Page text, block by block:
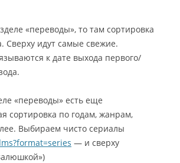
«переводы», то там сортировка
Сверху идут самые свежие.
к дате выхода первого/
«переводы» есть еще
сортировка по годам, жанрам,
Выбираем чисто сериалы
— и сверху